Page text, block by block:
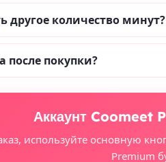
количество минут?
после покупки?
Аккаунт Coomeet
используйте основную
Premium